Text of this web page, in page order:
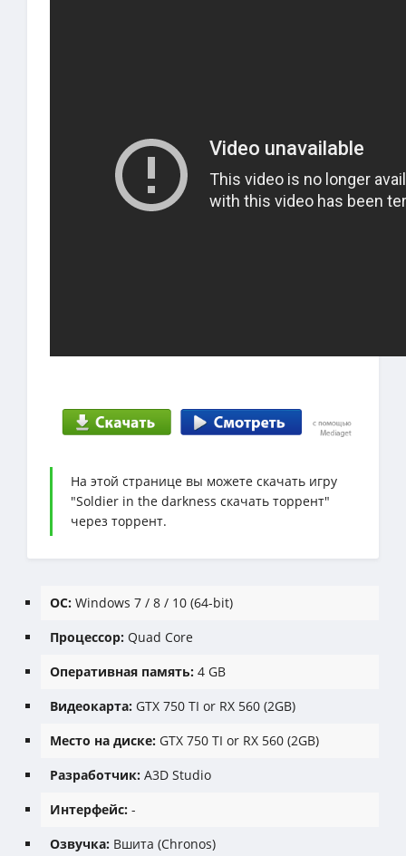
На этой странице вы можете скачать игру
"Soldier in the darkness скачать торрент"
через торрент.
ОС: Windows 7 / 8 / 10 (64-bit)
Процессор: Quad Core
Оперативная память: 4 GB
Видеокарта: GTX 750 TI or RX 560 (2GB)
Место на диске: GTX 750 TI or RX 560 (2GB)
Разработчик: A3D Studio
Интерфейс: -
Озвучка: Вшита (Chronos)